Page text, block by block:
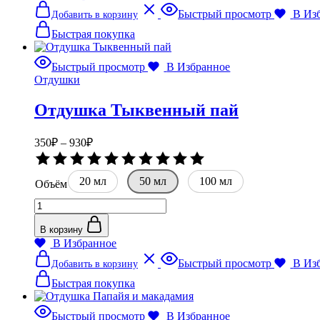
Ши
и
монои
Добавить в корзину
Этот
товар
несколько
Опции
на
странице
Быстрый просмотр
В
Быстрая покупка
Быстрый просмотр
В Избранное
Отдушки
Отдушка Тыквенный пай
350₽ – 930₽Диапазон
цен:
350₽
–
930₽
0
из
5
Объём 20 мл 50 мл
100 мл
Количество
товара
Отдушка
Тыквенный
пай
В корзину
В Избранное
Добавить в корзину
Этот
товар
несколько
Быстрый просмотр
В
Быстрая покупка
Быстрый просмотр В Избранное